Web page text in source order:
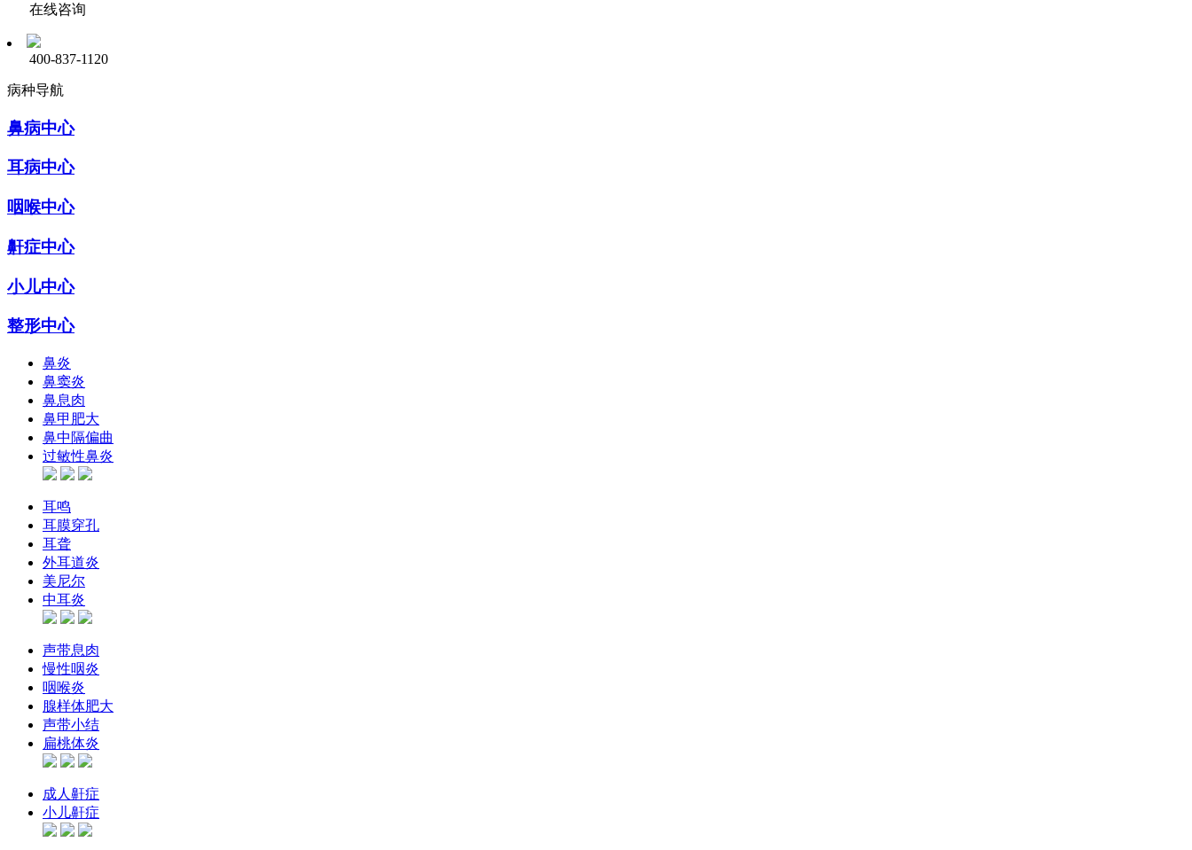
在线咨询
400-837-1120
病种导航
鼻病中心
耳病中心
咽喉中心
鼾症中心
小儿中心
整形中心
鼻炎
鼻窦炎
鼻息肉
鼻甲肥大
鼻中隔偏曲
过敏性鼻炎
耳鸣
耳膜穿孔
耳聋
外耳道炎
美尼尔
中耳炎
声带息肉
慢性咽炎
咽喉炎
腺样体肥大
声带小结
扁桃体炎
成人鼾症
小儿鼾症